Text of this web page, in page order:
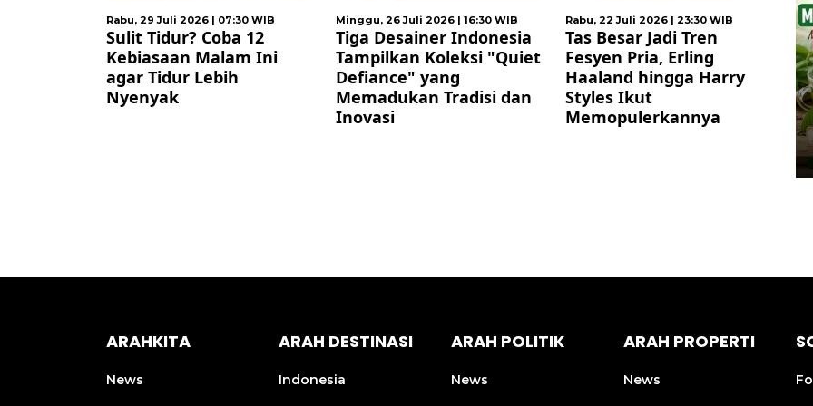
Rabu, 29 Juli 2026 | 07:30 WIB
Sulit Tidur? Coba 12
Kebiasaan Malam Ini
agar Tidur Lebih
Nyenyak
Minggu, 26 Juli 2026 | 16:30 WIB
Tiga Desainer Indonesia
Tampilkan Koleksi "Quiet
Defiance" yang
Memadukan Tradisi dan
Inovasi
Rabu, 22 Juli 2026 | 23:30 WIB
Tas Besar Jadi Tren
Fesyen Pria, Erling
Haaland hingga Harry
Styles Ikut
Memopulerkannya
ARAHKITA
News
ARAH DESTINASI
Indonesia
ARAH POLITIK
News
ARAH PROPERTI
News